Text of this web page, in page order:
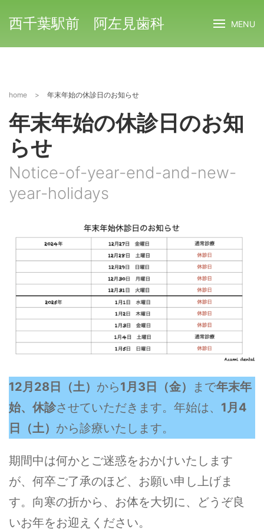
西千葉駅前 阿左見歯科 MENU
home > 年末年始の休診日のお知らせ
年末年始の休診日のお知
らせ
Notice-of-year-end-and-new-
year-holidays
12月28日（土） から1月3日（金） まで年末年
始、休診させていただきます。年始は、 1月4
日（土） から診療いたします。
期間中は何かとご迷惑をおかけいたします
が、何卒ご了承のほど、お願い申し上げま
す。向寒の折から、お体を大切に、どうぞ良
いお年をお迎えください。